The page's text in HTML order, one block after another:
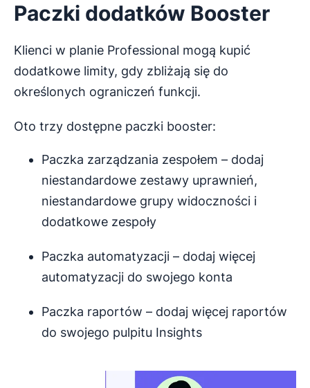
Paczki dodatków Booster
Klienci w planie Professional mogą kupić
dodatkowe limity, gdy zbliżają się do
określonych ograniczeń funkcji.
Oto trzy dostępne paczki booster:
Paczka zarządzania zespołem – dodaj
niestandardowe zestawy uprawnień,
niestandardowe grupy widoczności i
dodatkowe zespoły
Paczka automatyzacji – dodaj więcej
automatyzacji do swojego konta
Paczka raportów – dodaj więcej raportów
do swojego pulpitu Insights